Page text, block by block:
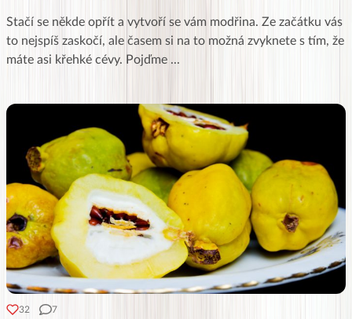
Stačí se někde opřít a vytvoří se vám modřina. Ze začátku vás
to nejspíš zaskočí, ale časem si na to možná zvyknete s tím, že
máte asi křehké cévy. Pojďme ...
32 7